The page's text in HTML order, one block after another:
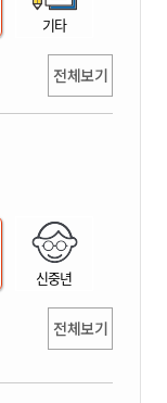
기타
전체보기
신중년
전체보기